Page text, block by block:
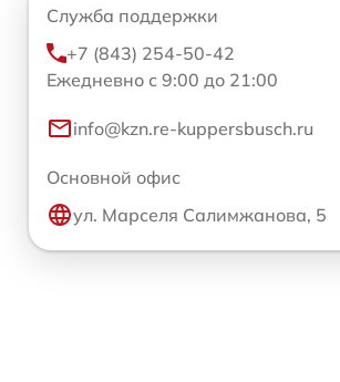
Служба поддержки
+7 (843) 254-50-42
Ежедневно с 9:00 до 21:00
info@kzn.re-kuppersbusch.ru
Основной офис
ул. Марселя Салимжанова, 5